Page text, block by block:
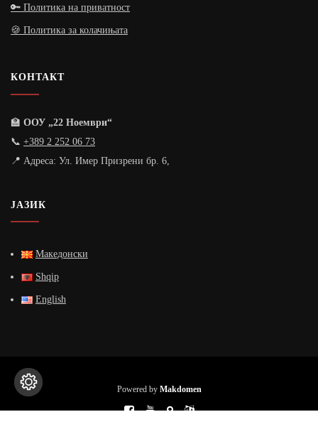
🔑 Политика на приватност
🍪 Политика за колачињата
КОНТАКТ
🏫 ООУ „22 Ноември“
📞 +389 2 252 06 73
📍 Адреса: Ул. Имер Призрени бр. 6,
ЈАЗИК
Македонски
Shqip
English
Powered by Makdomen